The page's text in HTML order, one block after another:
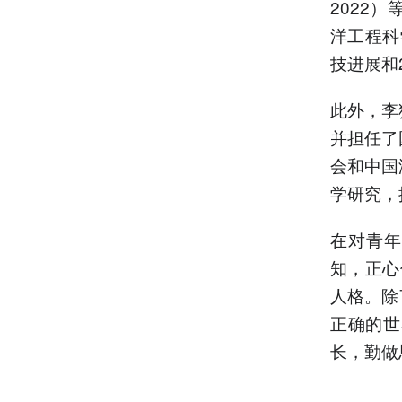
2022）
洋工程
技进展
此外，
并担任
会和中
学研究
在对青
知，正
人格。
正确的
长，勤